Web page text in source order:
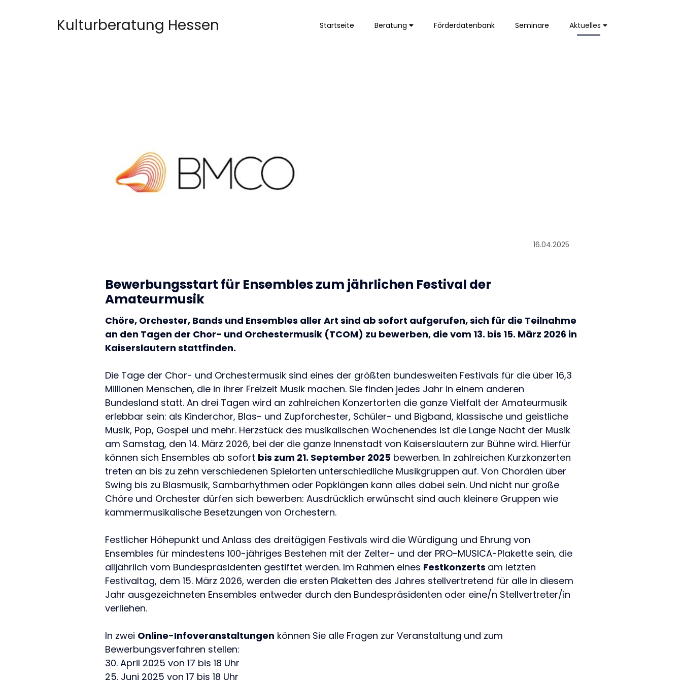
Kulturberatung Hessen Startseite Beratung Förderdatenbank Seminare Aktuelles
16.04.2025
Bewerbungsstart für Ensembles zum jährlichen Festival der
Amateurmusik
Chöre, Orchester, Bands und Ensembles aller Art sind ab sofort aufgerufen, sich für die Teilnahme
an den Tagen der Chor- und Orchestermusik (TCOM) zu bewerben, die vom 13. bis 15. März 2026 in
Kaiserslautern stattfinden.
Die Tage der Chor- und Orchestermusik sind eines der größten bundesweiten Festivals für die über 16,3
Millionen Menschen, die in ihrer Freizeit Musik machen. Sie finden jedes Jahr in einem anderen
Bundesland statt. An drei Tagen wird an zahlreichen Konzertorten die ganze Vielfalt der Amateurmusik
erlebbar sein: als Kinderchor, Blas- und Zupforchester, Schüler- und Bigband, klassische und geistliche
Musik, Pop, Gospel und mehr. Herzstück des musikalischen Wochenendes ist die Lange Nacht der Musik
am Samstag, den 14. März 2026, bei der die ganze Innenstadt von Kaiserslautern zur Bühne wird. Hierfür
können sich Ensembles ab sofort bis zum 21. September 2025 bewerben. In zahlreichen Kurzkonzerten
treten an bis zu zehn verschiedenen Spielorten unterschiedliche Musikgruppen auf. Von Chorälen über
Swing bis zu Blasmusik, Sambarhythmen oder Popklängen kann alles dabei sein. Und nicht nur große
Chöre und Orchester dürfen sich bewerben: Ausdrücklich erwünscht sind auch kleinere Gruppen wie
kammermusikalische Besetzungen von Orchestern.
Festlicher Höhepunkt und Anlass des dreitägigen Festivals wird die Würdigung und Ehrung von
Ensembles für mindestens 100-jähriges Bestehen mit der Zelter- und der PRO-MUSICA-Plakette sein, die
alljährlich vom Bundespräsidenten gestiftet werden. Im Rahmen eines Festkonzerts am letzten
Festivaltag, dem 15. März 2026, werden die ersten Plaketten des Jahres stellvertretend für alle in diesem
Jahr ausgezeichneten Ensembles entweder durch den Bundespräsidenten oder eine/n Stellvertreter/in
verliehen.
In zwei Online-Infoveranstaltungen können Sie alle Fragen zur Veranstaltung und zum
Bewerbungsverfahren stellen:
30. April 2025 von 17 bis 18 Uhr
25. Juni 2025 von 17 bis 18 Uhr